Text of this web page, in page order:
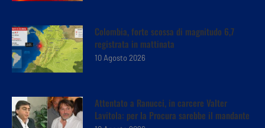
Colombia, forte scossa di magnitudo 6,7
registrata in mattinata
10 Agosto 2026
Attentato a Ranucci, in carcere Valter
Lavitola: per la Procura sarebbe il mandante